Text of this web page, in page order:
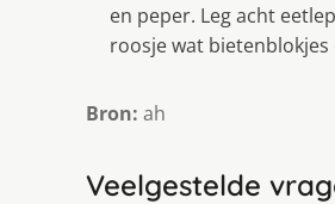
en peper. Leg acht
roosje wat
Bron: ah
Veelgestelde